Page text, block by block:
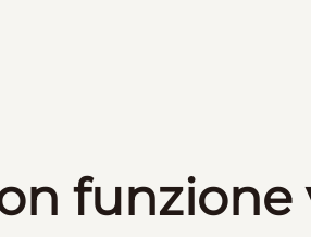
funzione